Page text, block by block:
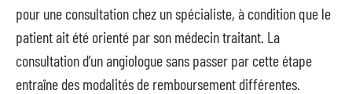
pour une consultation chez un spécialiste, à condition que le
patient ait été orienté par son médecin traitant. La
consultation d’un angiologue sans passer par cette étape
entraîne des modalités de remboursement différentes.